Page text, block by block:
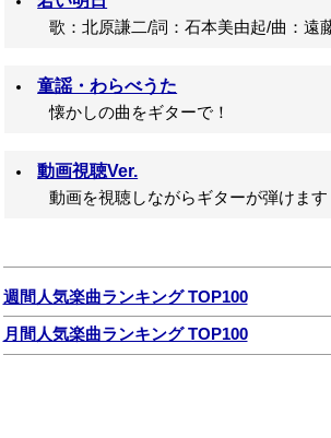
歌：北原謙二/詞：石本美由起/曲：遠
童謡・わらべうた
懐かしの曲をギターで！
動画視聴Ver.
動画を視聴しながらギターが弾けます
週間人気楽曲ランキング TOP100
月間人気楽曲ランキング TOP100